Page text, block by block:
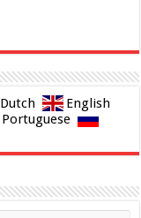
Dutch
English
Portuguese